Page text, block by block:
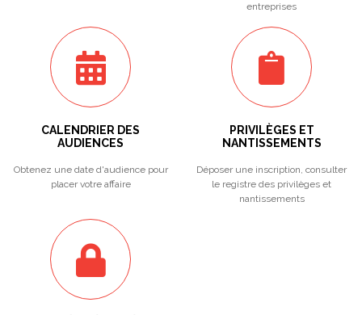
entreprises
CALENDRIER DES
AUDIENCES
Obtenez une date d'audience pour
placer votre affaire
PRIVILÈGES ET
NANTISSEMENTS
Déposer une inscription, consulter
le registre des privilèges et
nantissements